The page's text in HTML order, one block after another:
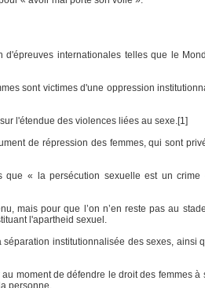
internationales telles que le
sont victimes d'une oppression
l'étendue des violences liées au sexe.[1]
de répression des femmes, qui sont
que « la persécution sexuelle est un crime
mais pour que l’on n’en reste pas au
l'apartheid sexuel.
institutionnalisée des sexes, ainsi
moment de défendre le droit des femmes à
personne.